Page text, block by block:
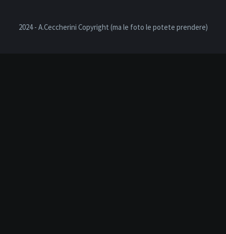
2024 - A.Ceccherini Copyright (ma le foto le potete prendere)